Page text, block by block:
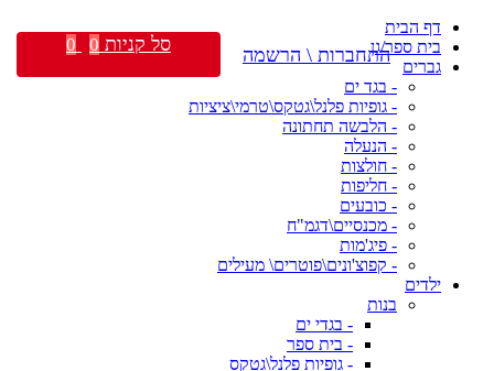
דף הבית
בית ספר/גן
גברים
- בגד ים
- גופיות פלנל\גטקס\טרמי\ציציות
- הלבשה תחתונה
- הנעלה
- חולצות
- חליפות
- כובעים
- מכנסיים\דגמ"ח
- פיג'מות
- קפוצ'ונים\פוטרים\ מעילים
ילדים
בנות
- בגדי ים
- בית ספר
- גופיות פלנל\גטקס
התחברות \ הרשמה סל קניות 0
0